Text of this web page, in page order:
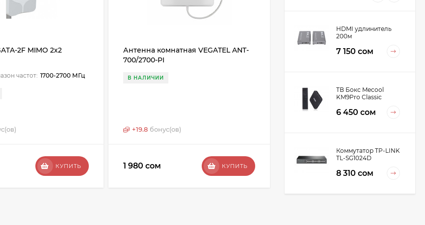
2F MIMO 2x2
частот: 1700-2700 МГц
КУПИТЬ
Антенна комнатная VEGATEL ANT-
700/2700-PI
В НАЛИЧИИ
+19.8 бонус(ов)
1 980 сом КУПИТЬ
Кабельная сборка N(male) -
В НАЛИЧИИ
2 950 сом
HDMI удлинитель
200м
7 150 сом
ТВ Бокс Mecool
KM9Pro Classic
6 450 сом
Коммутатор TP-LINK
TL-SG1024D
8 310 сом